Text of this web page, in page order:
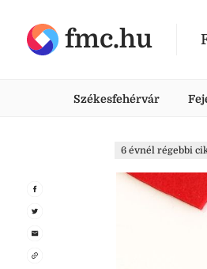
fmc.hu
Székesfehérvár
6 évnél régebbi